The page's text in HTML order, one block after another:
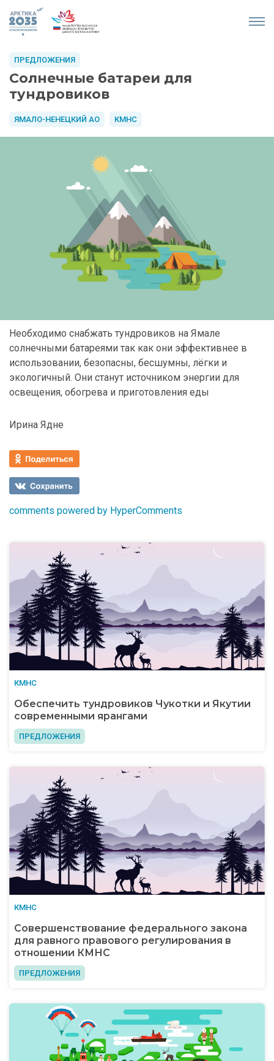
Солнечные батареи для
тундровиков
ЯМАЛО-НЕНЕЦКИЙ АО КМНС
ПРЕДЛОЖЕНИЯ
Необходимо снабжать тундровиков на Ямале
солнечными батареями так как они эффективнее в
использовании, безопасны, бесшумны, лёгки и
экологичный. Они станут источником энергии для
освещения, обогрева и приготовления еды
Ирина Ядне
comments powered by HyperComments
КМНС
Обеспечить тундровиков Чукотки и Якутии
современными ярангами
ПРЕДЛОЖЕНИЯ
КМНС
Совершенствование федерального закона
для равного правового регулирования в
отношении КМНС
ПРЕДЛОЖЕНИЯ